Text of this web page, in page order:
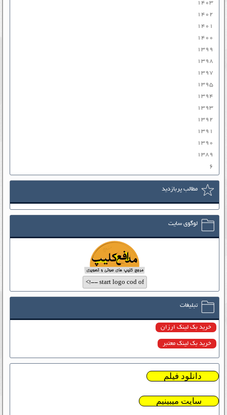
۱۴۰۳
۱۴۰۲
۱۴۰۱
۱۴۰۰
۱۳۹۹
۱۳۹۸
۱۳۹۷
۱۳۹۵
۱۳۹۴
۱۳۹۳
۱۳۹۲
۱۳۹۱
۱۳۹۰
۱۳۸۹
۶
مطالب پربازدید
لوگوی سایت
تبلیغات
خرید بک لینک ارزان
خرید بک لینک معتبر
دانلود فیلم
سایت میبینیم